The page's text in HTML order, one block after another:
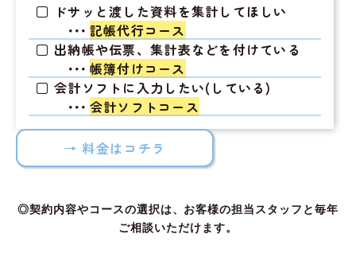
ドサッと渡した資料を集計してほしい
・・・ 記帳代行コース
出納帳や伝票、集計表などを付けている
・・・ 帳簿付けコース
会計ソフトに入力したい(している)
・・・ 会計ソフトコース
→ 料金はコチラ
◎契約内容やコースの選択は、お客様の担当スタッフと毎年
ご相談いただけます。